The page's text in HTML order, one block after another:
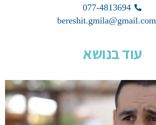
077-4813694
bereshit.gmila@gmail.com
עוד בנושא